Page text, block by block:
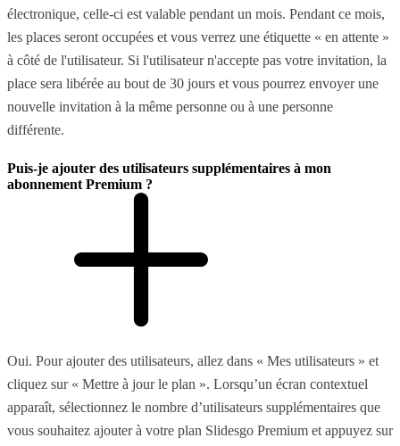
électronique, celle-ci est valable pendant un mois. Pendant ce mois,
les places seront occupées et vous verrez une étiquette « en attente »
à côté de l'utilisateur. Si l'utilisateur n'accepte pas votre invitation, la
place sera libérée au bout de 30 jours et vous pourrez envoyer une
nouvelle invitation à la même personne ou à une personne
différente.
Puis-je ajouter des utilisateurs supplémentaires à mon
abonnement Premium ?
Oui. Pour ajouter des utilisateurs, allez dans « Mes utilisateurs » et
cliquez sur « Mettre à jour le plan ». Lorsqu’un écran contextuel
apparaît, sélectionnez le nombre d’utilisateurs supplémentaires que
vous souhaitez ajouter à votre plan Slidesgo Premium et appuyez sur